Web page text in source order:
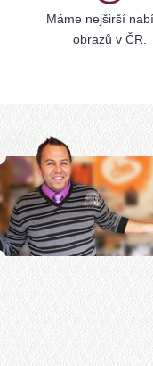
Máme nejširší
obrazů v ČR.